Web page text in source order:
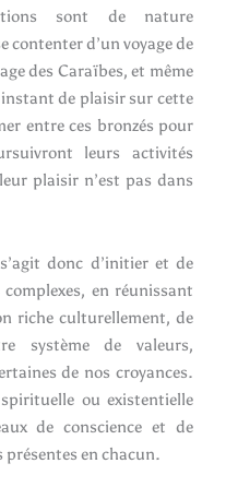
sont de nature
d’un voyage de
des Caraïbes, et même
instant de plaisir sur cette
entre ces bronzés pour
leurs activités
plaisir n’est pas dans
donc d’initier et de
en réunissant
riche culturellement, de
système de valeurs,
de nos croyances.
ou existentielle
de conscience et de
présentes en chacun.